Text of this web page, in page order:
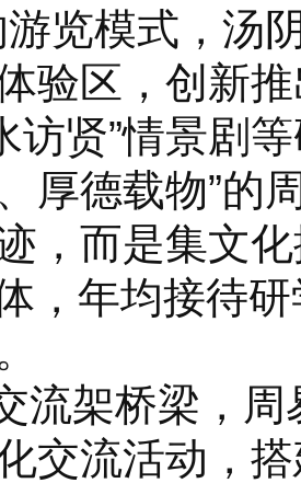
游览模式，汤
验区，创新推
访贤”情景剧
厚德载物”的
，而是集文
，年均接待
流架桥梁，
交流活动，